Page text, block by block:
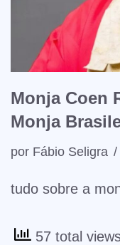
Monja Coen
Monja
por Fábio Seligra
tudo sobre a
57 total